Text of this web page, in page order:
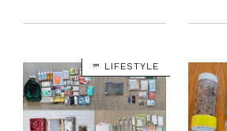
よう！
やすい
LIFESTYLE